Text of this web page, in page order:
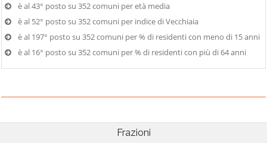
è al 43° posto su 352 comuni per età media
è al 52° posto su 352 comuni per indice di Vecchiaia
è al 197° posto su 352 comuni per % di residenti con meno di 15 anni
è al 16° posto su 352 comuni per % di residenti con più di 64 anni
Frazioni